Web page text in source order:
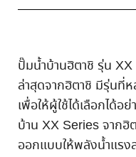
ปั๊มน้ำบ้านฮิตาชิ รุ่น
ล่าสุดจากฮิตาชิ มีรุ่นที่
เพื่อให้ผู้ใช้ได้เลือกได้อ
บ้าน XX Series จาก
ออกแบบให้พลังน้ำแรง